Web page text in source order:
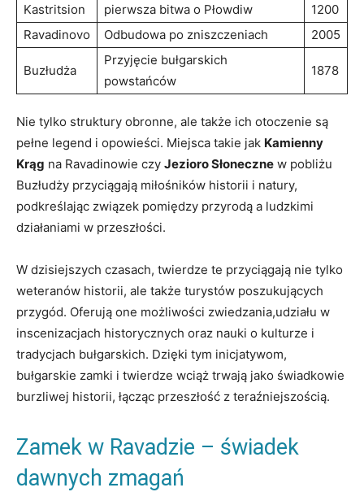
Kastritsion
pierwsza ‌bitwa ⁣o Płowdiw
1200
Ravadinovo
Odbudowa po zniszczeniach 2005
Buzłudża
Przyjęcie bułgarskich
powstańców
1878
Nie tylko struktury obronne, ale także ich​ otoczenie są
pełne⁤ legend i ⁣opowieści. ​Miejsca takie jak Kamienny
Krąg na Ravadinowie‌ czy Jezioro Słoneczne w ‌pobliżu
Buzłudży⁣ przyciągają ⁣miłośników historii i natury,
podkreślając związek⁤ pomiędzy przyrodą‌ a ludzkimi
działaniami w przeszłości.
W dzisiejszych czasach, twierdze te‌ przyciągają ⁤nie tylko
weteranów historii, ale⁣ także turystów​ poszukujących
przygód. Oferują ‌one możliwości ⁢zwiedzania,udziału w
inscenizacjach historycznych oraz⁤ nauki o‌ kulturze i
tradycjach bułgarskich. Dzięki tym inicjatywom,
bułgarskie zamki i twierdze wciąż trwają jako świadkowie
burzliwej historii, łącząc przeszłość z teraźniejszością.
Zamek w ‍Ravadzie⁣ – świadek
dawnych zmagań